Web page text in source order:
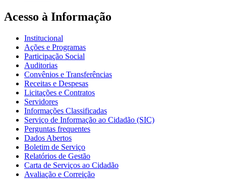
Acesso à Informação
Institucional
Ações e Programas
Participação Social
Auditorias
Convênios e Transferências
Receitas e Despesas
Licitações e Contratos
Servidores
Informações Classificadas
Serviço de Informação ao Cidadão (SIC)
Perguntas frequentes
Dados Abertos
Boletim de Serviço
Relatórios de Gestão
Carta de Serviços ao Cidadão
Avaliação e Correição